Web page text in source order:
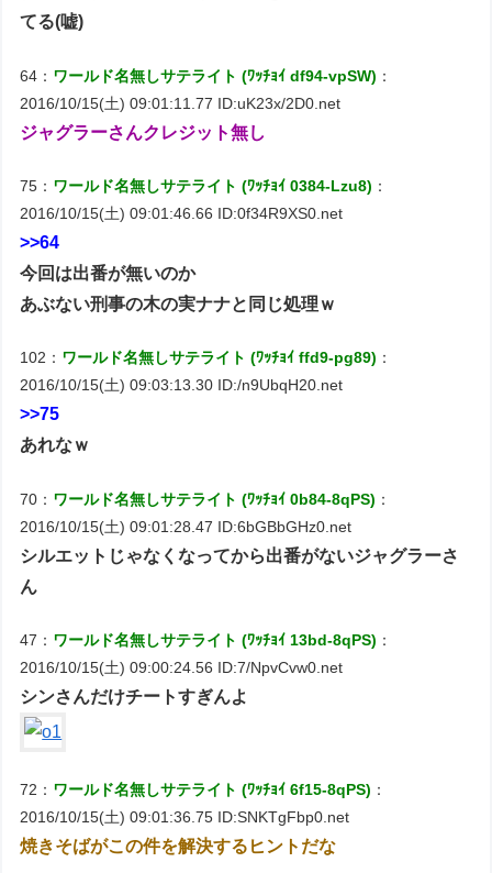
てる(嘘)
64： ワールド名無しサテライト (ﾜｯﾁｮｲ df94-vpSW) ：
2016/10/15(土) 09:01:11.77 ID:uK23x/2D0.net
ジャグラーさんクレジット無し
75： ワールド名無しサテライト (ﾜｯﾁｮｲ 0384-Lzu8) ：
2016/10/15(土) 09:01:46.66 ID:0f34R9XS0.net
>>64
今回は出番が無いのか
あぶない刑事の木の実ナナと同じ処理ｗ
102： ワールド名無しサテライト (ﾜｯﾁｮｲ ffd9-pg89) ：
2016/10/15(土) 09:03:13.30 ID:/n9UbqH20.net
>>75
あれなｗ
70： ワールド名無しサテライト (ﾜｯﾁｮｲ 0b84-8qPS) ：
2016/10/15(土) 09:01:28.47 ID:6bGBbGHz0.net
シルエットじゃなくなってから出番がないジャグラーさ
ん
47： ワールド名無しサテライト (ﾜｯﾁｮｲ 13bd-8qPS) ：
2016/10/15(土) 09:00:24.56 ID:7/NpvCvw0.net
シンさんだけチートすぎんよ
72： ワールド名無しサテライト (ﾜｯﾁｮｲ 6f15-8qPS) ：
2016/10/15(土) 09:01:36.75 ID:SNKTgFbp0.net
焼きそばがこの件を解決するヒントだな